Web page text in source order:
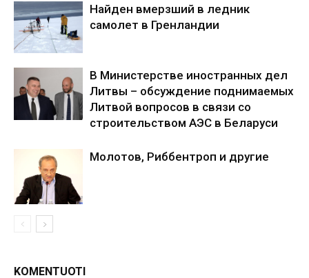
Найден вмерзший в ледник
самолет в Гренландии
В Министерстве иностранных дел
Литвы – обсуждение поднимаемых
Литвой вопросов в связи со
строительством АЭС в Беларуси
Молотов, Риббентроп и другие
KOMENTUOTI